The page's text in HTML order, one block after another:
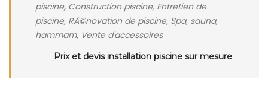
piscine, Construction piscine, Entretien de
piscine, RÃ©novation de piscine, Spa, sauna,
hammam, Vente d'accessoires
Prix et devis installation piscine sur mesure